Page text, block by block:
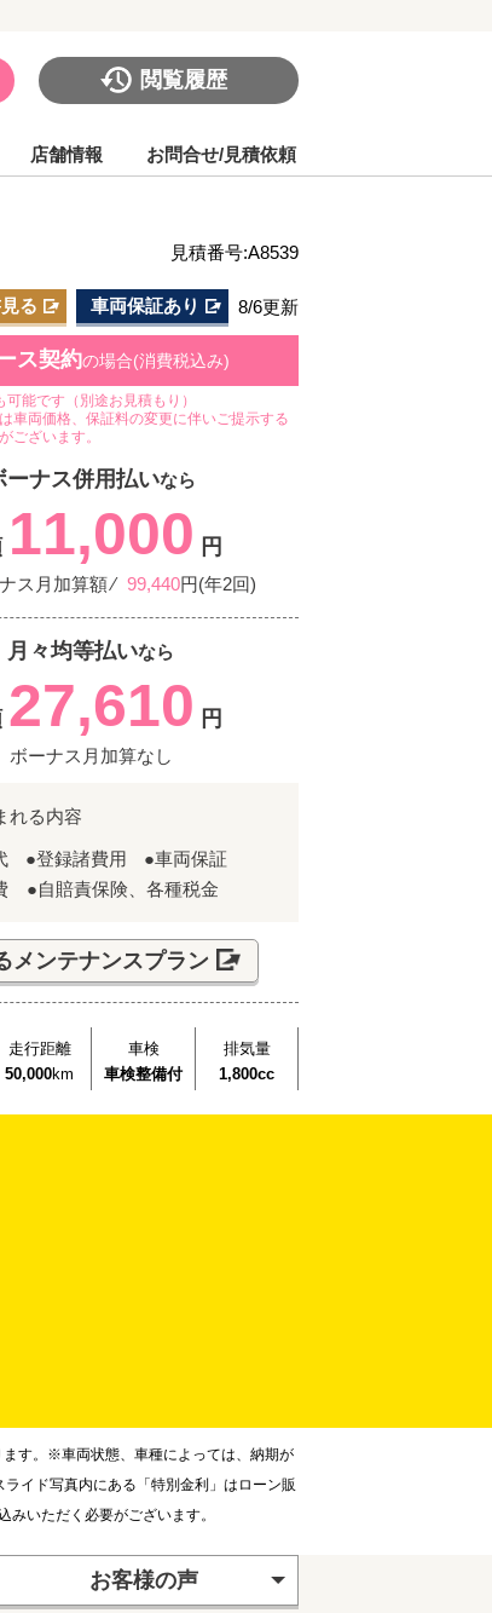
閲覧履歴
店舗情報 お問合せ/見積依頼
見積番号:A8539
る 車両保証あり 8/6更新
ス契約の場合(消費税込み)
能です（別途お見積もり）
車両価格、保証料の変更に伴いご提示する
ございます。
ーナス併用払いなら
11,000 円
ス月加算額 ⁄ 99,440円(年2回)
月々均等払いなら
27,610 円
ボーナス月加算なし
れる内容
●登録諸費用
●車両保証
●自賠責保険、各種税金
メンテナンスプラン
走行距離
50,000km
車検
車検整備付
排気量
1,800cc
す。※車両状態、車種によっては、納期が
イド写真内にある「特別金利」はローン販
いただく必要がございます。
お客様の声